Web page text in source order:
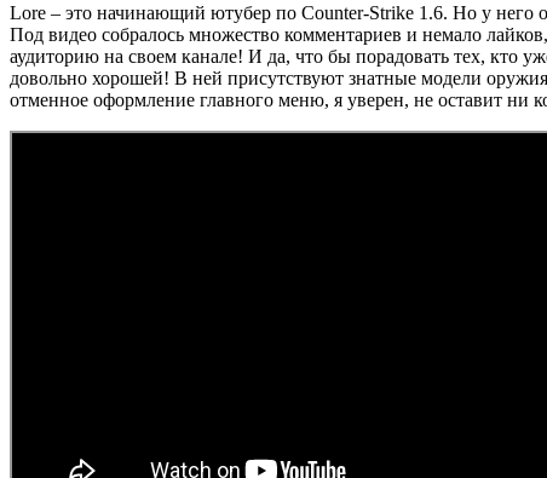
Lore – это начинающий ютубер по Counter-Strike 1.6. Но у него
Под видео собралось множество комментариев и немало
аудиторию на своем канале! И да, что бы порадовать тех, кто
довольно хорошей! В ней присутствуют знатные модели
отменное оформление главного меню, я уверен, не оставит ни